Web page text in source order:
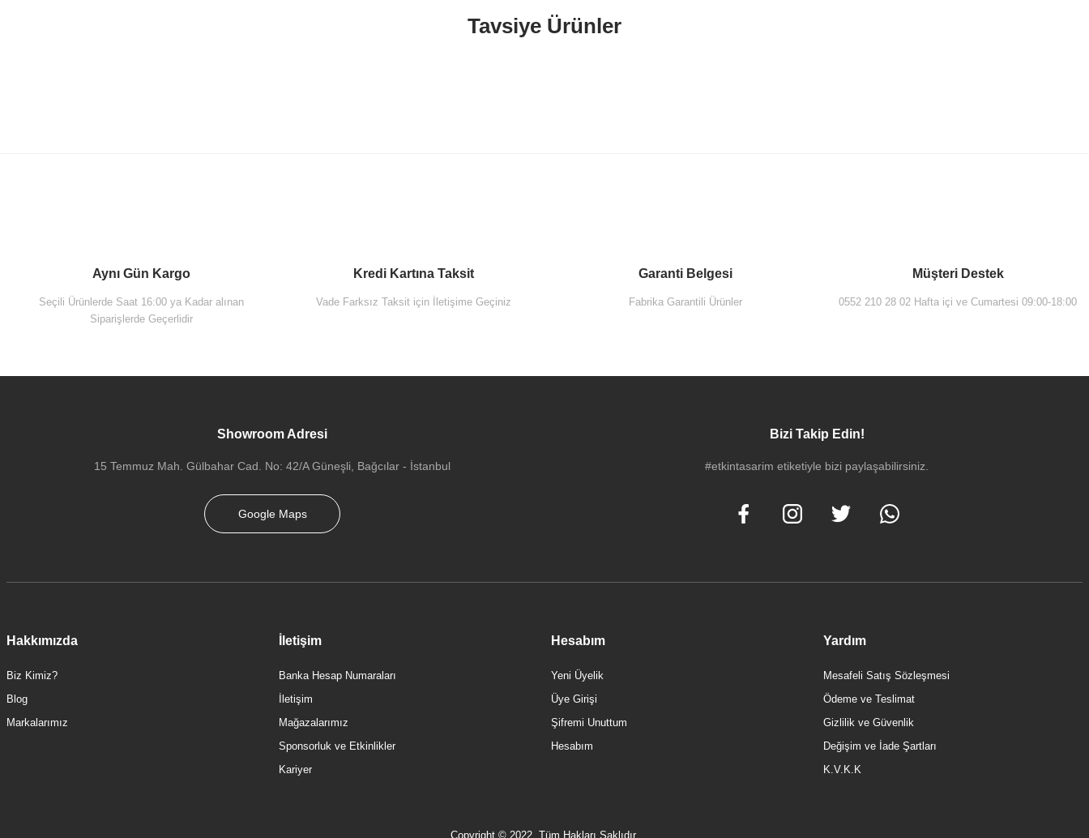
Tavsiye Ürünler
Aynı Gün Kargo
Seçili Ürünlerde Saat 16:00 ya Kadar alınan
Siparişlerde Geçerlidir
Kredi Kartına Taksit
Vade Farksız Taksit için İletişime Geçiniz
Garanti Belgesi
Fabrika Garantili Ürünler
Müşteri Destek
0552 210 28 02 Hafta içi ve Cumartesi 09:00-18:00
Showroom Adresi
15 Temmuz Mah. Gülbahar Cad. No: 42/A Güneşli, Bağcılar - İstanbul
Google Maps
Bizi Takip Edin!
#etkintasarim etiketiyle bizi paylaşabilirsiniz.
Hakkımızda
Biz Kimiz?
Blog
Markalarımız
İletişim
Banka Hesap Numaraları
İletişim
Mağazalarımız
Sponsorluk ve Etkinlikler
Kariyer
Hesabım
Yeni Üyelik
Üye Girişi
Şifremi Unuttum
Hesabım
Yardım
Mesafeli Satış Sözleşmesi
Ödeme ve Teslimat
Gizlilik ve Güvenlik
Değişim ve İade Şartları
K.V.K.K
Copyright © 2022, Tüm Hakları Saklıdır.